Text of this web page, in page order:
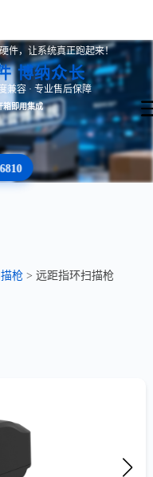
博纳众长
件，让系统真正跑起来！
兼容 · 专业售后保障
箱即用集成
枪> 远距指环扫描枪